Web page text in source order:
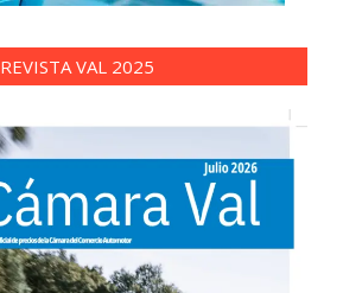
REVISTA VAL 2025